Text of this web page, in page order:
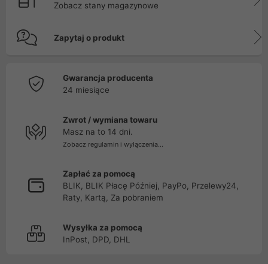
Zobacz stany magazynowe
Zapytaj o produkt
Gwarancja producenta
24 miesiące
Zwrot / wymiana towaru
Masz na to 14 dni.
Zobacz regulamin i wyłączenia...
Zapłać za pomocą
BLIK, BLIK Płacę Później, PayPo, Przelewy24,
Raty, Kartą, Za pobraniem
Wysyłka za pomocą
InPost, DPD, DHL